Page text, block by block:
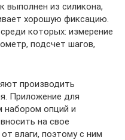
выполнен из силикона,
хорошую фиксацию.
которых: измерение
подсчет шагов,
производить
Приложение для
набором опций и
на свое
влаги, поэтому с ним